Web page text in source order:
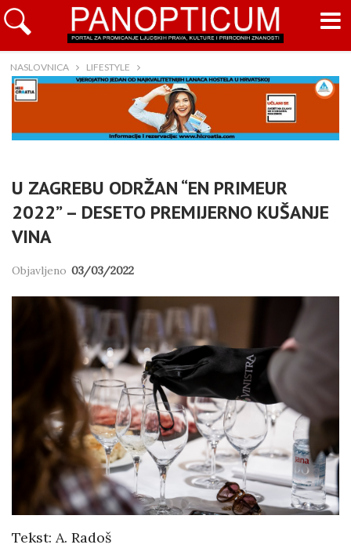
NASLOVNICA LIFESTYLE
U ZAGREBU ODRŽAN “EN PRIMEUR
2022” – DESETO PREMIJERNO KUŠANJE
VINA
Objavljeno 03/03/2022
Tekst: A. Radoš